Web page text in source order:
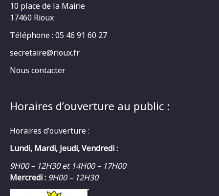
10 place de la Mairie
17460 Rioux
Téléphone : 05 46 91 60 27
secretaire@rioux.fr
Nous contacter
Horaires d’ouverture au public :
Horaires d’ouverture :
Lundi, Mardi, Jeudi, Vendredi :
9H00 – 12H30 et 14H00 – 17H00
Mercredi : 9H00 – 12H30